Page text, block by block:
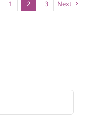
1 2 3 Next